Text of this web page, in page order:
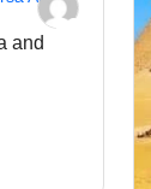
and